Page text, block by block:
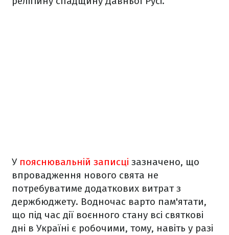
У пояснювальній записці зазначено, що
впровадження нового свята не
потребуватиме додаткових витрат з
держбюджету. Водночас варто пам'ятати,
що під час дії воєнного стану всі святкові
дні в Україні є робочими, тому, навіть у разі